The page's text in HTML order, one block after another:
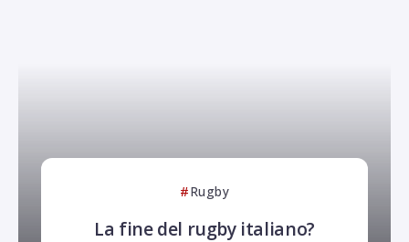
Rugby
La fine del rugby italiano?